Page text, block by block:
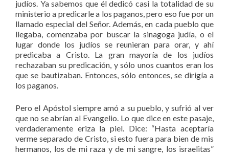
judíos. Ya sabemos que él dedicó casi la totalidad de su
ministerio a predicarle a los paganos, pero eso fue por un
llamado especial del Señor. Además, en cada pueblo que
llegaba, comenzaba por buscar la sinagoga judía, o el
lugar donde los judíos se reunieran para orar, y ahí
predicaba a Cristo. La gran mayoría de los judíos
rechazaban su predicación, y sólo unos cuantos eran los
que se bautizaban. Entonces, sólo entonces, se dirigía a
los paganos.
Pero el Apóstol siempre amó a su pueblo, y sufrió al ver
que no se abrían al Evangelio. Lo que dice en este pasaje,
verdaderamente eriza la piel. Dice: “Hasta aceptaría
verme separado de Cristo, si esto fuera para bien de mis
hermanos, los de mi raza y de mi sangre, los israelitas”